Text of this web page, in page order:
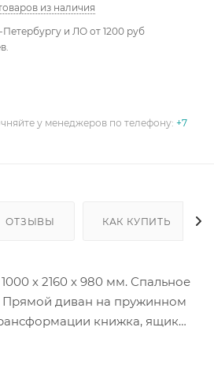
из наличия
и ЛО от 1200 руб
у менеджеров по телефону: +7
ОТЗЫВЫ КАК КУПИТЬ
х 2160 х 980 мм. Спальное
Прямой диван на пружинном
книжка, ящик